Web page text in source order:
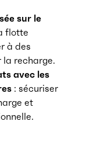
sur le
flotte
à des
la recharge.
avec les
: sécuriser
et